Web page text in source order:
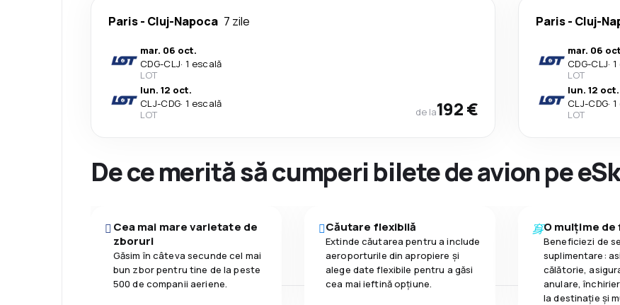
Paris- Cluj-Napoca 7 zile
mar. 06 oct.
CDG-CLJ· 1 escală
LOT
lun. 12 oct.
CLJ-CDG· 1 escală
LOT
de la192 €
Paris- Cluj-
mar. 06
CDG-CLJ·
LOT
lun. 12 oct.
CLJ-CDG·
LOT
De ce merită să cumperi bilete de avion pe
Cea mai mare varietate de
zboruri
Găsim în câteva secunde cel mai
bun zbor pentru tine de la peste
500 de companii aeriene.
Căutare flexibilă
Extinde căutarea pentru a include
aeroporturile din apropiere și
alege date flexibile pentru a găsi
cea mai ieftină opțiune.
O mulțime
Beneficiezi de
suplimentare:
călătorie,
anulare,
la destinaţie și